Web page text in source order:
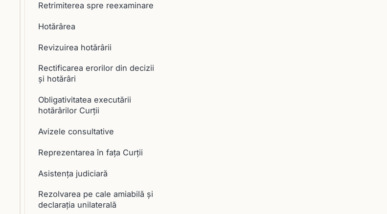
Retrimiterea spre reexaminare
Hotărârea
Revizuirea hotărârii
Rectificarea erorilor din decizii
şi hotărâri
Obligativitatea executării
hotărârilor Curţii
Avizele consultative
Reprezentarea în faţa Curţii
Asistenţa judiciară
Rezolvarea pe cale amiabilă şi
declaraţia unilaterală